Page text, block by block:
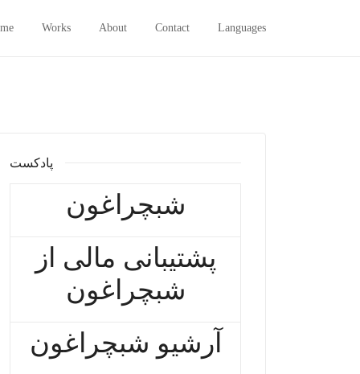
Works About Contact Languages
پادکست
شبچراغون
پشتیبانی مالی از
شبچراغون
آرشیو شبچراغون